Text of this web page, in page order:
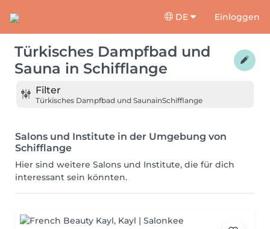
DE Einloggen
Türkisches Dampfbad und
Sauna in Schifflange
Filter
Türkisches Dampfbad und SaunainSchifflange
Salons und Institute in der Umgebung von
Schifflange
Hier sind weitere Salons und Institute, die für dich
interessant sein könnten.